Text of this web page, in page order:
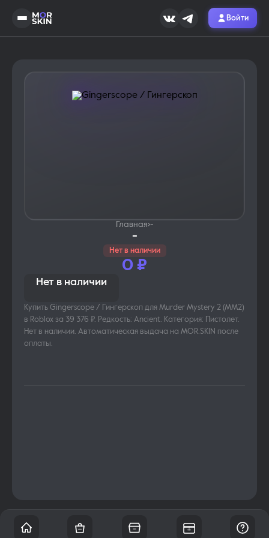
Войти
Главная›-
-
Нет в наличии
0 ₽
Нет в наличии
Купить Gingerscope / Гингерскоп для Murder Mystery 2 (MM2)
в Roblox за 39 376 ₽. Редкость: Ancient. Категория: Пистолет.
Нет в наличии. Автоматическая выдача на MOR.SKIN после
оплаты.